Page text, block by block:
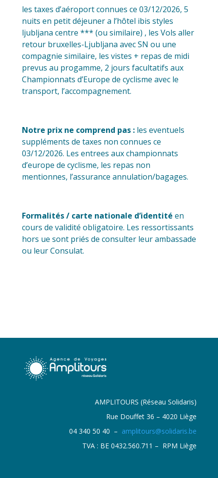
les taxes d’aéroport connues ce 03/12/2026, 5
nuits en petit déjeuner a l’hôtel ibis styles
ljubljana centre *** (ou similaire) , les Vols aller
retour bruxelles-Ljubljana avec SN ou une
compagnie similaire, les vistes + repas de midi
prevus au progamme, 2 jours facultatifs aux
Championnats d’Europe de cyclisme avec le
transport, l’accompagnement.
Notre prix ne comprend pas :les eventuels
suppléments de taxes non connues ce
03/12/2026. Les entrees aux championnats
d’europe de cyclisme, les repas non
mentionnes, l’assurance annulation/bagages.
Formalités / carte nationale d’identité en
cours de validité obligatoire. Les ressortissants
hors ue sont priés de consulter leur ambassade
ou leur Consulat.
AMPLITOURS (Réseau Solidaris)
Rue Douffet 36 – 4020 Liège
04 340 50 40 – amplitours@solidaris.be
TVA : BE 0432.560.711 – RPM Liège